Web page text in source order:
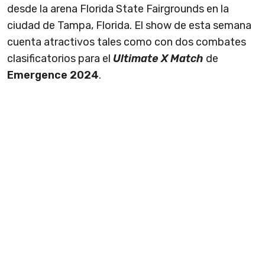
desde la arena Florida State Fairgrounds en la
ciudad de Tampa, Florida. El show de esta semana
cuenta atractivos tales como con dos combates
clasificatorios para el Ultimate X Match de
Emergence 2024.